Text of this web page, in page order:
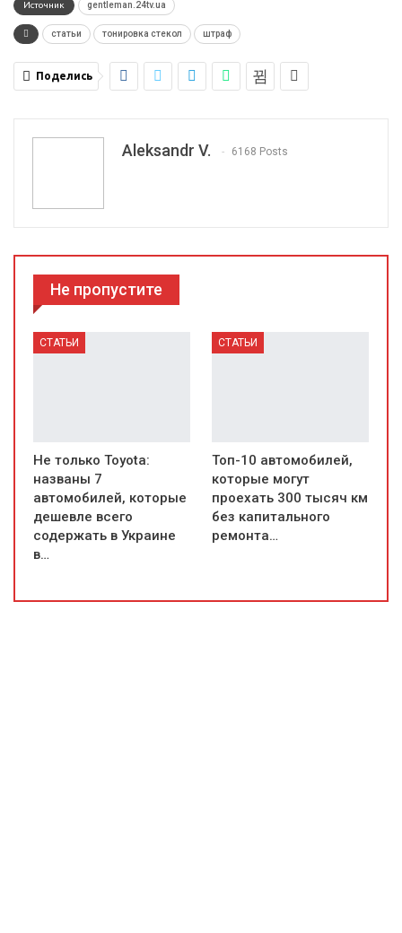
Источник gentleman.24tv.ua
статьи тонировка стекол штраф
Поделись
Aleksandr V. 6168 Posts
Не пропустите
СТАТЬИ
Не только Toyota:
названы 7
автомобилей, которые
дешевле всего
содержать в Украине
в…
СТАТЬИ
Топ-10 автомобилей,
которые могут
проехать 300 тысяч км
без капитального
ремонта…